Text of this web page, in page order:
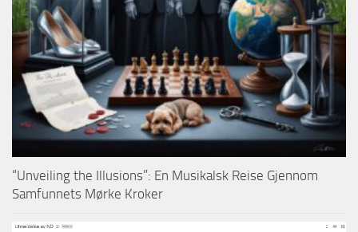
“Unveiling the Illusions”: En Musikalsk Reise Gjennom
Samfunnets Mørke Kroker